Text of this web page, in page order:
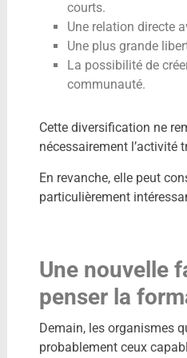
courts.
Une relation directe
Une plus grande
La possibilité de
communauté.
Cette diversification ne
nécessairement l’activité
En revanche, elle peut
particulièrement
Une nouvelle
penser la
Demain, les organismes
probablement ceux